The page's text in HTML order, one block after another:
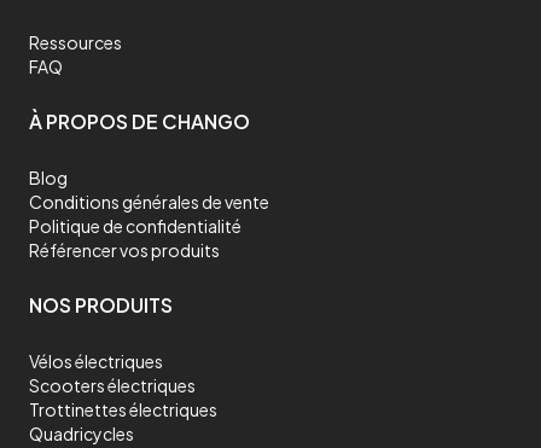
Ressources
FAQ
À PROPOS DE CHANGO
Blog
Conditions générales de vente
Politique de confidentialité
Référencer vos produits
NOS PRODUITS
Vélos électriques
Scooters électriques
Trottinettes électriques
Quadricycles